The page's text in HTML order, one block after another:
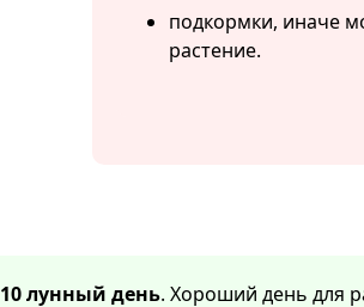
подкормки, иначе
растение.
10 лунный день. Хороший день для